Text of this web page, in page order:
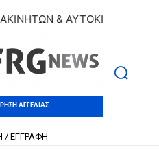
& ΑΥΤΟΚΙΝΗΤΩΝ |
ΑΓΓΕΛΙΑΣ
/ ΕΓΓΡΑΦΗ